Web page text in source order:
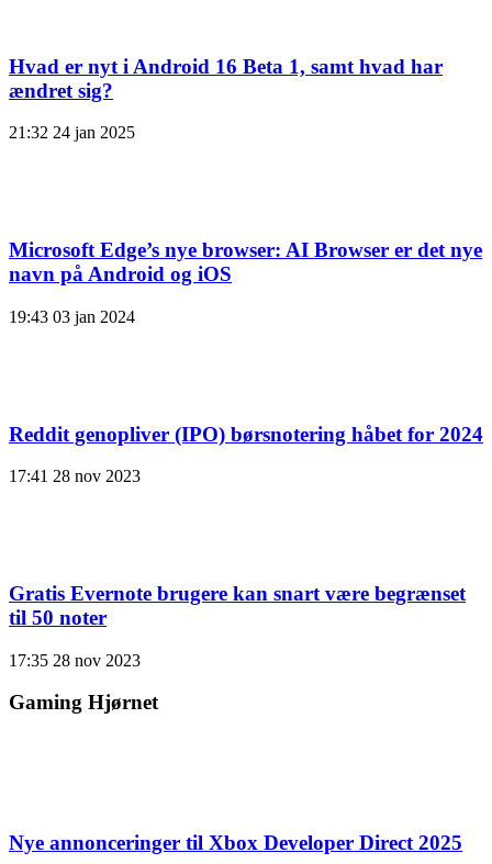
Hvad er nyt i Android 16 Beta 1, samt hvad har
ændret sig?
21:32 24 jan 2025
Microsoft Edge’s nye browser: AI Browser er det nye
navn på Android og iOS
19:43 03 jan 2024
Reddit genopliver (IPO) børsnotering håbet for 2024
17:41 28 nov 2023
Gratis Evernote brugere kan snart være begrænset
til 50 noter
17:35 28 nov 2023
Gaming Hjørnet
Nye annonceringer til Xbox Developer Direct 2025